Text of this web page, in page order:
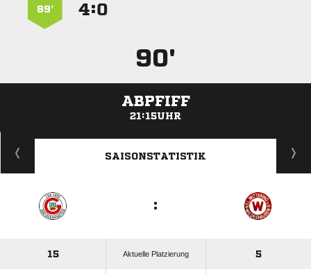
:
89’
90'
ABPFIFF
21:15UHR
ANZEIGE
SAISONSTATISTIK
:
15 Aktuelle Platzierung 5